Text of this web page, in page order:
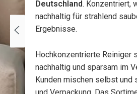
Alkoholfrei, lösungsmittelfrei
getestet
Gebrauchsfertig und vielseitig
Geeignet für Privathaushalt,
Lieferumfang
Deutschland. Konzentriert,
nachhaltig für strahlend
Ergebnisse.
Hochkonzentrierte Reiniger
nachhaltig und sparsam im
Kunden mischen selbst und